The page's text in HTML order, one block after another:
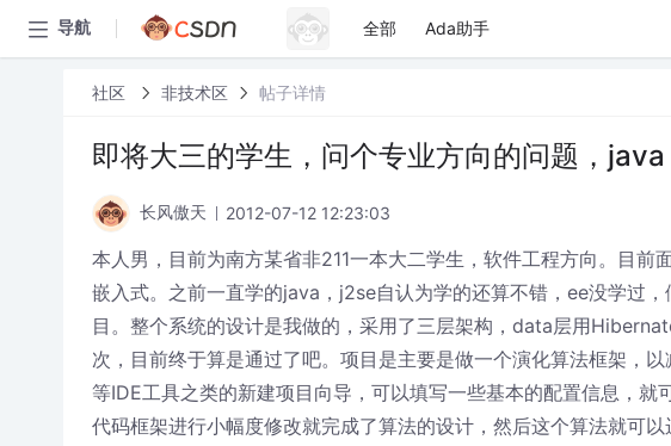
导航 全部 Ada助手
社区 非技术区 帖子详情
即将大三的学生，问个专业方向的问题，
长风傲天 2012-07-12 12:23:03
本人男，目前为南方某省非211一本大二学生，软件工程方向。目
嵌入式。之前一直学的java，j2se自认为学的还算不错，ee没学过
目。整个系统的设计是我做的，采用了三层架构，data层用
次，目前终于算是通过了吧。项目是主要是做一个演化算法框架，
等IDE工具之类的新建项目向导，可以填写一些基本的配置信息，
代码框架进行小幅度修改就完成了算法的设计，然后这个算法就可